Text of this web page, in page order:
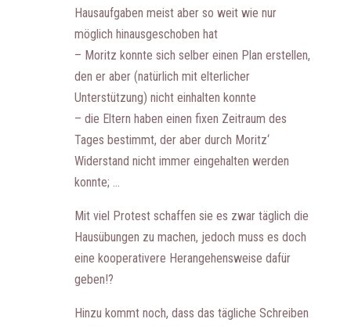
Hausaufgaben meist aber so weit wie nur
möglich hinausgeschoben hat
– Moritz konnte sich selber einen Plan erstellen,
den er aber (natürlich mit elterlicher
Unterstützung) nicht einhalten konnte
– die Eltern haben einen fixen Zeitraum des
Tages bestimmt, der aber durch Moritz‘
Widerstand nicht immer eingehalten werden
konnte; …
Mit viel Protest schaffen sie es zwar täglich die
Hausübungen zu machen, jedoch muss es doch
eine kooperativere Herangehensweise dafür
geben!?
Hinzu kommt noch, dass das tägliche Schreiben